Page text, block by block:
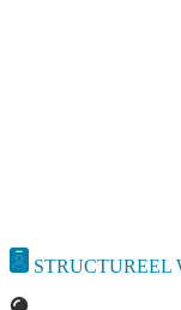
STRUCTUREEL